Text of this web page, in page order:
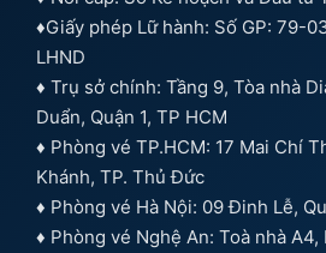
♦Giấy phép Lữ hành: Số GP: 79-
LHND
♦ Trụ sở chính: Tầng 9, Tòa nhà
Duẩn, Quận 1, TP HCM
♦ Phòng vé TP.HCM: 17 Mai Chí
Khánh, TP. Thủ Đức
♦ Phòng vé Hà Nội: 09 Đinh Lễ,
♦ Phòng vé Nghệ An: Toà nhà